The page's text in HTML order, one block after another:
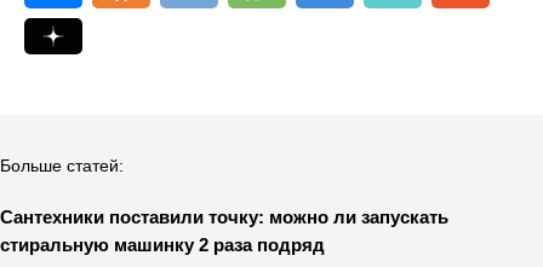
Больше статей:
Сантехники поставили точку: можно ли запускать
стиральную машинку 2 раза подряд